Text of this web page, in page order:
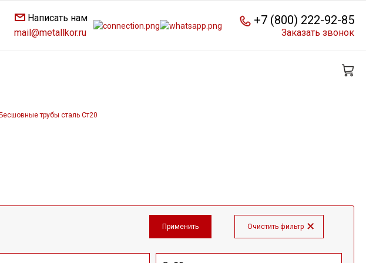
Написать нам
mail@metallkor.ru
+7 (800) 222-92-85
Заказать звонок
Бесшовные трубы сталь Ст20